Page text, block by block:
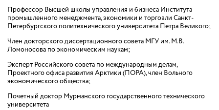
Профессор Высшей школы управления и бизнеса Института
промышленного менеджмента, экономики и торговли Санкт-
Петербургского политехнического университета Петра Великого;
Член докторского диссертационного совета МГУ им. М.В.
Ломоносова по экономическим наукам;
Эксперт Российского совета по международным делам,
Проектного офиса развития Арктики (ПОРА), член Вольного
экономического общества;
Почетный доктор Мурманского государственного технического
университета